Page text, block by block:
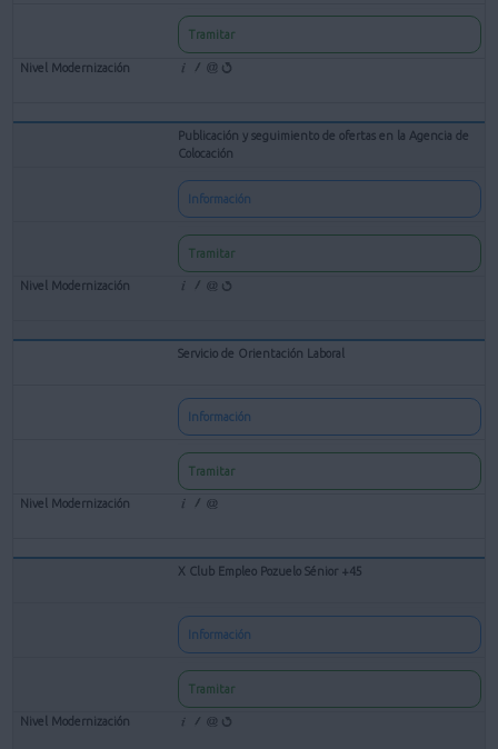
Tramitar
Publicación y seguimiento de ofertas en la Agencia de
Colocación
Información
Tramitar
Servicio de Orientación Laboral
Información
Tramitar
X Club Empleo Pozuelo Sénior +45
Información
Tramitar